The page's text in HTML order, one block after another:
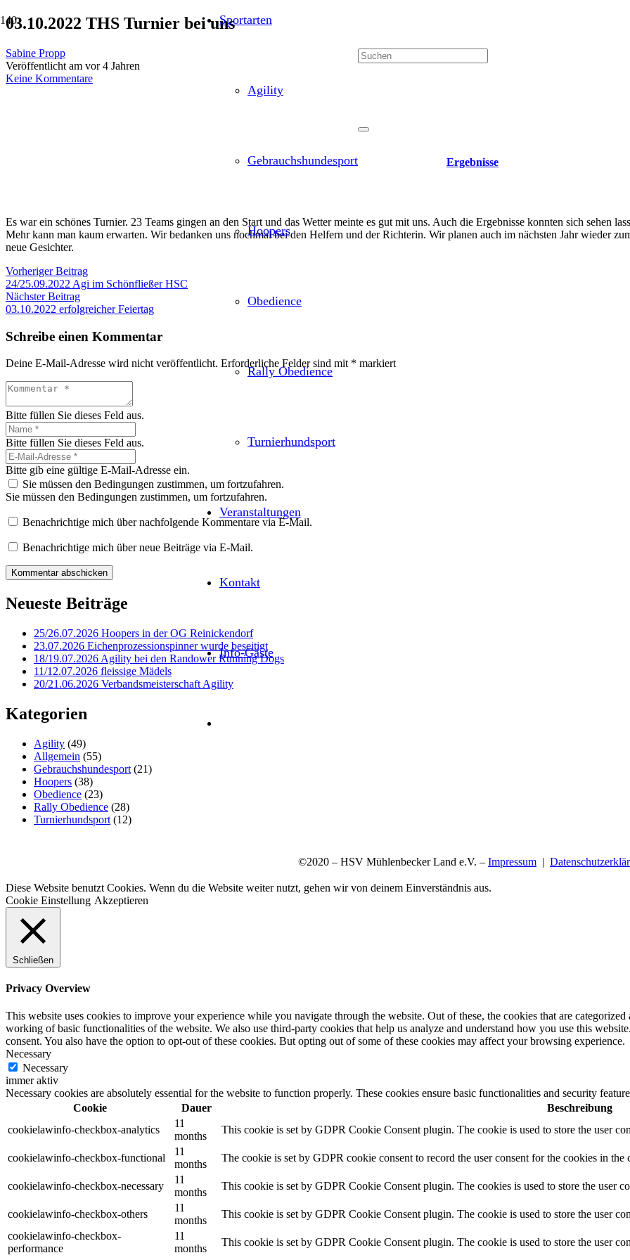
Sportarten
Agility
Gebrauchshundesport
Hoopers
Obedience
Rally Obedience
Turnierhundsport
Veranstaltungen
Kontakt
Info-Gäste
03.10.2022 THS Turnier bei uns
Sabine Propp
Veröffentlicht am vor 4 Jahren
Keine Kommentare
Ergebnisse
Es war ein schönes Turnier. 23 Teams gingen an den Start und das Wetter meinte es gut mit uns. Auch die Ergebnisse konnten sich sehen
Mehr kann man kaum erwarten. Wir bedanken uns nochmal bei den Helfern und der Richterin. Wir planen auch im nächsten Jahr wieder
neue Gesichter.
Vorheriger Beitrag
24/25.09.2022 Agi im Schönfließer HSC
Nächster Beitrag
03.10.2022 erfolgreicher Feiertag
Schreibe einen Kommentar
Deine E-Mail-Adresse wird nicht veröffentlicht. Erforderliche Felder sind mit * markiert
Bitte füllen Sie dieses Feld aus.
Bitte füllen Sie dieses Feld aus.
Bitte gib eine gültige E-Mail-Adresse ein.
Sie müssen den Bedingungen zustimmen, um fortzufahren.
Sie müssen den Bedingungen zustimmen, um fortzufahren.
Benachrichtige mich über nachfolgende Kommentare via E-Mail.
Benachrichtige mich über neue Beiträge via E-Mail.
Kommentar abschicken
Neueste Beiträge
25/26.07.2026 Hoopers in der OG Reinickendorf
23.07.2026 Eichenprozessionspinner wurde beseitigt
18/19.07.2026 Agility bei den Randower Running Dogs
11/12.07.2026 fleissige Mädels
20/21.06.2026 Verbandsmeisterschaft Agility
Kategorien
Agility (49)
Allgemein (55)
Gebrauchshundesport (21)
Hoopers (38)
Obedience (23)
Rally Obedience (28)
Turnierhundsport (12)
©2020 – HSV Mühlenbecker Land e.V. – Impressum |
Diese Website benutzt Cookies. Wenn du die Website weiter nutzt, gehen wir von deinem Einverständnis aus.
Cookie Einstellung Akzeptieren
Schließen
Privacy Overview
This website uses cookies to improve your experience while you navigate through the website. Out of these, the cookies that are categorized
working of basic functionalities of the website. We also use third-party cookies that help us analyze and understand how you use this
consent. You also have the option to opt-out of these cookies. But opting out of some of these cookies may affect your browsing experience.
Necessary
Necessary
immer aktiv
Necessary cookies are absolutely essential for the website to function properly. These cookies ensure basic functionalities and security
Cookie
Dauer
Beschreibung
cookielawinfo-checkbox-analytics
11
months
This cookie is set by GDPR Cookie Consent plugin. The cookie is used to store the user
cookielawinfo-checkbox-functional
11
months
The cookie is set by GDPR cookie consent to record the user consent for the cookies in
cookielawinfo-checkbox-necessary
11
months
This cookie is set by GDPR Cookie Consent plugin. The cookies is used to store the user
cookielawinfo-checkbox-others
11
months
This cookie is set by GDPR Cookie Consent plugin. The cookie is used to store the user
cookielawinfo-checkbox-
performance
11
months
This cookie is set by GDPR Cookie Consent plugin. The cookie is used to store the user